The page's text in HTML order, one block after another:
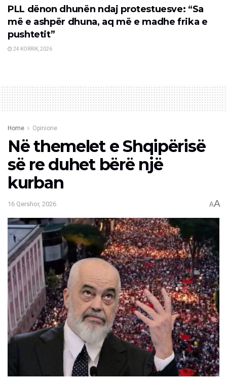
PLL dënon dhunën ndaj protestuesve: “Sa
më e ashpër dhuna, aq më e madhe frika e
pushtetit”
24 KORRIK, 2026
Home Opinione
Në themelet e Shqipërisë
së re duhet bërë një
kurban
16 Qershor, 2026 AA